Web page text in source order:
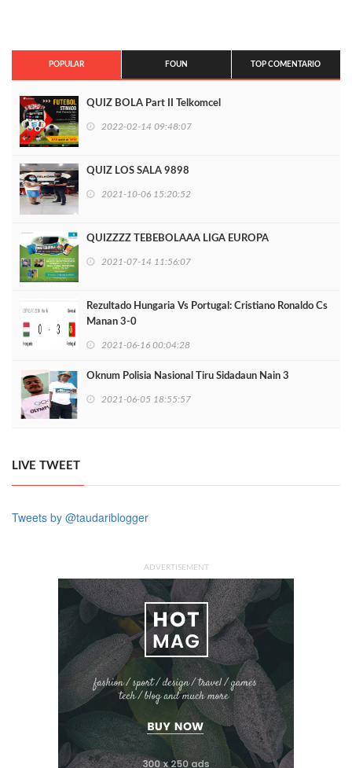
POPULAR FOUN TOP COMENTARIO
QUIZ BOLA Part II Telkomcel
2022-02-14 09:48:07
QUIZ LOS SALA 9898
2021-10-06 15:20:52
QUIZZZZ TEBEBOLAAA LIGA EUROPA
2021-07-14 11:56:07
Rezultado Hungaria Vs Portugal: Cristiano Ronaldo Cs
Manan 3-0
2021-06-16 00:04:28
Oknum Polisia Nasional Tiru Sidadaun Nain 3
2021-06-05 18:55:57
LIVE TWEET
Tweets by @taudariblogger
ADVERTISEMENT